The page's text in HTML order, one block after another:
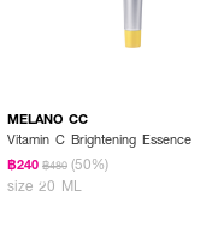
MELANO CC
Vitamin C Brightening Essence
฿240 ฿480 (50%)
size 20 ML